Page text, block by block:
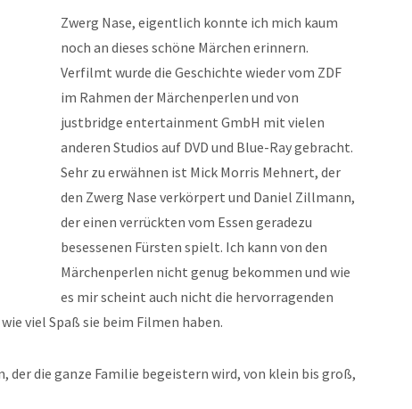
Zwerg Nase, eigentlich konnte ich mich kaum
noch an dieses schöne Märchen erinnern.
Verfilmt wurde die Geschichte wieder vom ZDF
im Rahmen der Märchenperlen und von
justbridge entertainment GmbH mit vielen
anderen Studios auf DVD und Blue-Ray gebracht.
Sehr zu erwähnen ist Mick Morris Mehnert, der
den Zwerg Nase verkörpert und Daniel Zillmann,
der einen verrückten vom Essen geradezu
besessenen Fürsten spielt. Ich kann von den
Märchenperlen nicht genug bekommen und wie
es mir scheint auch nicht die hervorragenden
viel Spaß sie beim Filmen haben.
die ganze Familie begeistern wird, von klein bis groß,